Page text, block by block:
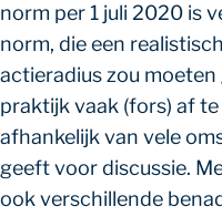
norm per 1 juli 2020 is
norm, die een
actieradius zou
praktijk vaak (fors) af
afhankelijk van vele
geeft voor discussie.
ook verschillende